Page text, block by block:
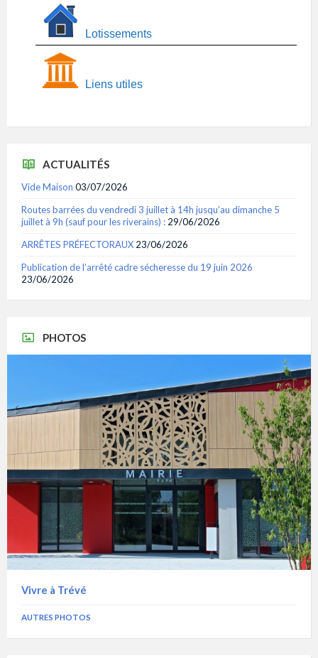
Lotissements
Liens utiles
ACTUALITÉS
Vide Maison 03/07/2026
Routes barrées du vendredi 3 juillet à 14h jusqu’au dimanche 5
juillet à 9h (sauf pour les riverains) : 29/06/2026
ARRÊTES PRÉFECTORAUX 23/06/2026
Publication de l’arrêté cadre sécheresse du 19 juin 2026
23/06/2026
PHOTOS
Vivre à Trévé
AUTRES PHOTOS